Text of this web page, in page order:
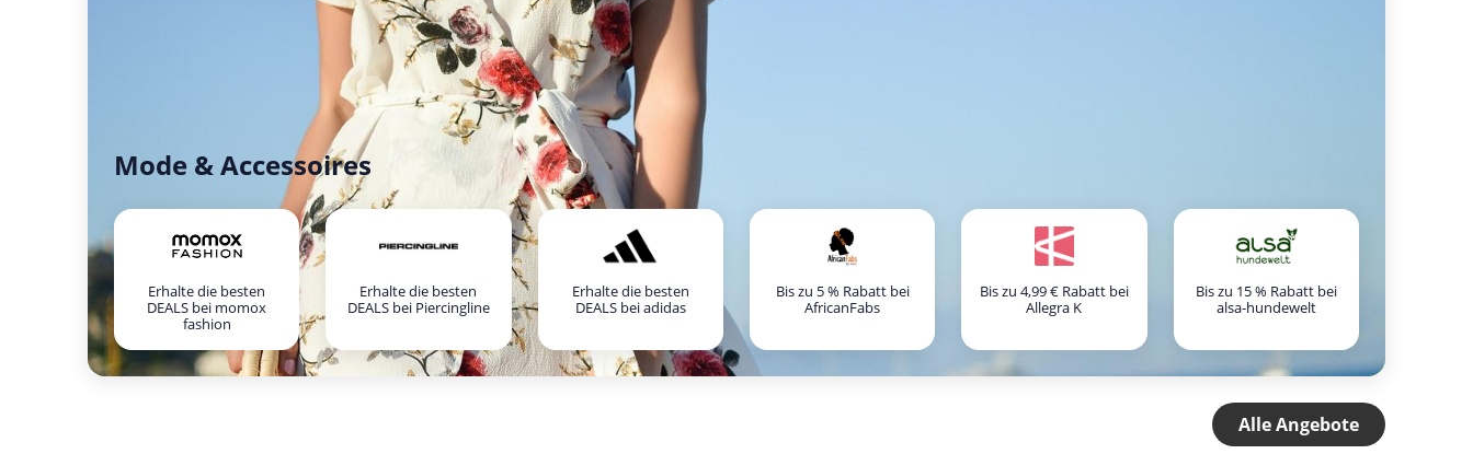
Mode & Accessoires
Erhalte die besten
DEALS bei momox
fashion
Erhalte die besten
DEALS bei Piercingline
Erhalte die besten
DEALS bei adidas
Bis zu 5 % Rabatt bei
AfricanFabs
Bis zu 4,99 € Rabatt bei
Allegra K
Bis zu 15 % Rabatt bei
alsa-hundewelt
Alle Angebote